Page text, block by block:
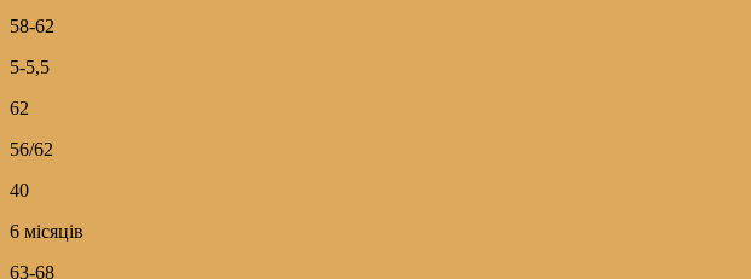
58-62
5-5,5
62
56/62
40
6 місяців
63-68